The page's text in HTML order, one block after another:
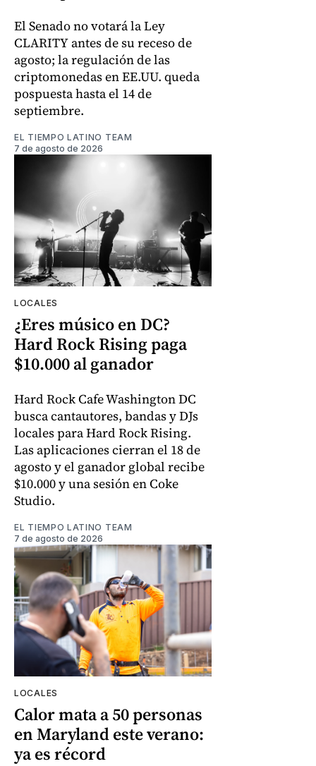
El Senado no votará la Ley
CLARITY antes de su receso de
agosto; la regulación de las
criptomonedas en EE.UU. queda
pospuesta hasta el 14 de
septiembre.
EL TIEMPO LATINO TEAM
7 de agosto de 2026
LOCALES
¿Eres músico en DC?
Hard Rock Rising paga
$10.000 al ganador
Hard Rock Cafe Washington DC
busca cantautores, bandas y DJs
locales para Hard Rock Rising.
Las aplicaciones cierran el 18 de
agosto y el ganador global recibe
$10.000 y una sesión en Coke
Studio.
EL TIEMPO LATINO TEAM
7 de agosto de 2026
LOCALES
Calor mata a 50 personas
en Maryland este verano:
ya es récord